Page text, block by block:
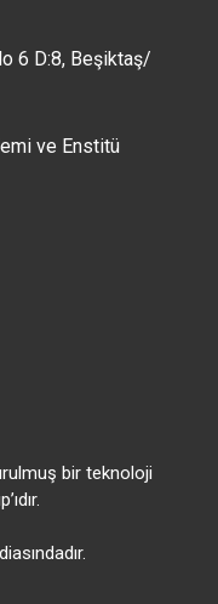
6 D:8, Beşiktaş/
ve Enstitü
bir teknoloji